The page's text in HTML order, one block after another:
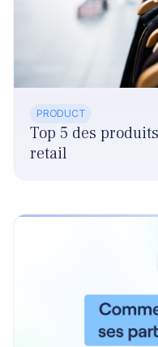
PRODUCT
Top 5 des
retail